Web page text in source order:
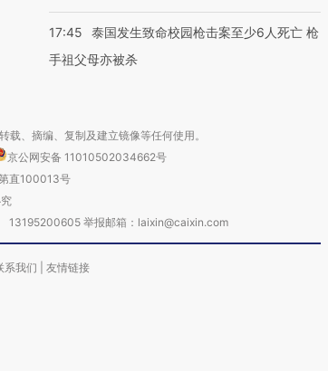
17:45
泰国发生致命校园枪击案至少6人死亡 枪
手祖父母亦被杀
、摘编、复制及建立镜像等任何使用。
京公网安备 11010502034662号
直100013号
13195200605 举报邮箱：laixin@caixin.com
系我们 友情链接